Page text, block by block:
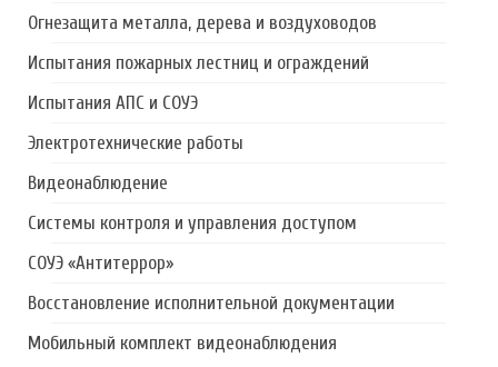
Огнезащита металла, дерева и воздуховодов
Испытания пожарных лестниц и ограждений
Испытания АПС и СОУЭ
Электротехнические работы
Видеонаблюдение
Системы контроля и управления доступом
СОУЭ «Антитеррор»
Восстановление исполнительной документации
Мобильный комплект видеонаблюдения